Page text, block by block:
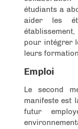
étudiants a
aider les
pour intégrer
leurs
Emploi
Le second
manifeste est
futur